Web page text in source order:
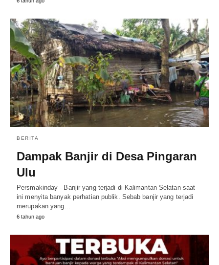
BERITA
Dampak Banjir di Desa Pingaran
Ulu
Persmakinday - Banjir yang terjadi di Kalimantan Selatan saat
ini menyita banyak perhatian publik. Sebab banjir yang terjadi
merupakan yang…
6 tahun ago